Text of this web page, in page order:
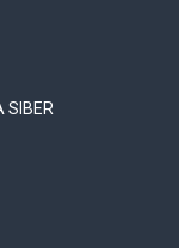
SIBER